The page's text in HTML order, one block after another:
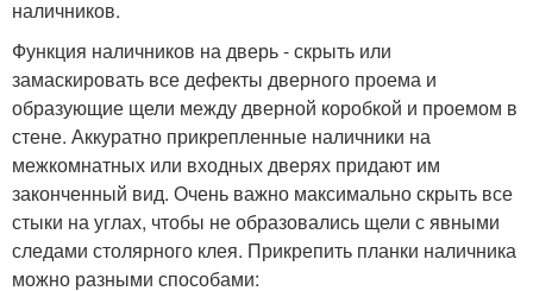
наличников.
Функция наличников на дверь - скрыть или
замаскировать все дефекты дверного проема и
образующие щели между дверной коробкой и проемом в
стене. Аккуратно прикрепленные наличники на
межкомнатных или входных дверях придают им
законченный вид. Очень важно максимально скрыть все
стыки на углах, чтобы не образовались щели с явными
следами столярного клея. Прикрепить планки наличника
можно разными способами: